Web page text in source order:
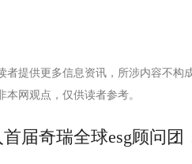
者提供更多信息资讯，所涉内容不构
网观点，仅供读者参考。
届奇瑞全球esg顾问